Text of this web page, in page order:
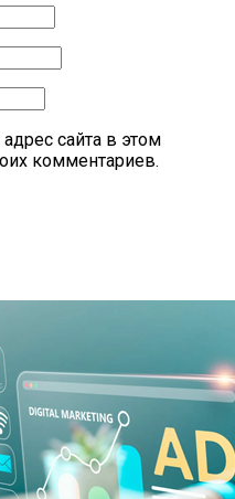
сайта в этом
комментариев.